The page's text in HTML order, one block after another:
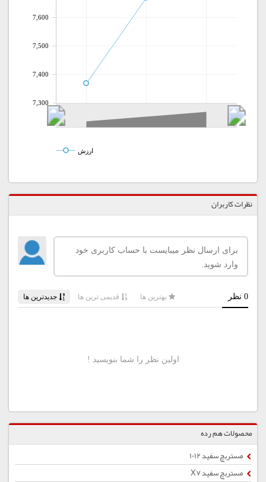
7,300
7,400
7,500
7,600
ارزش
نظرات کاربران
محصولات هم رده
مستربچ سفید 1012
مستربچ سفید X7